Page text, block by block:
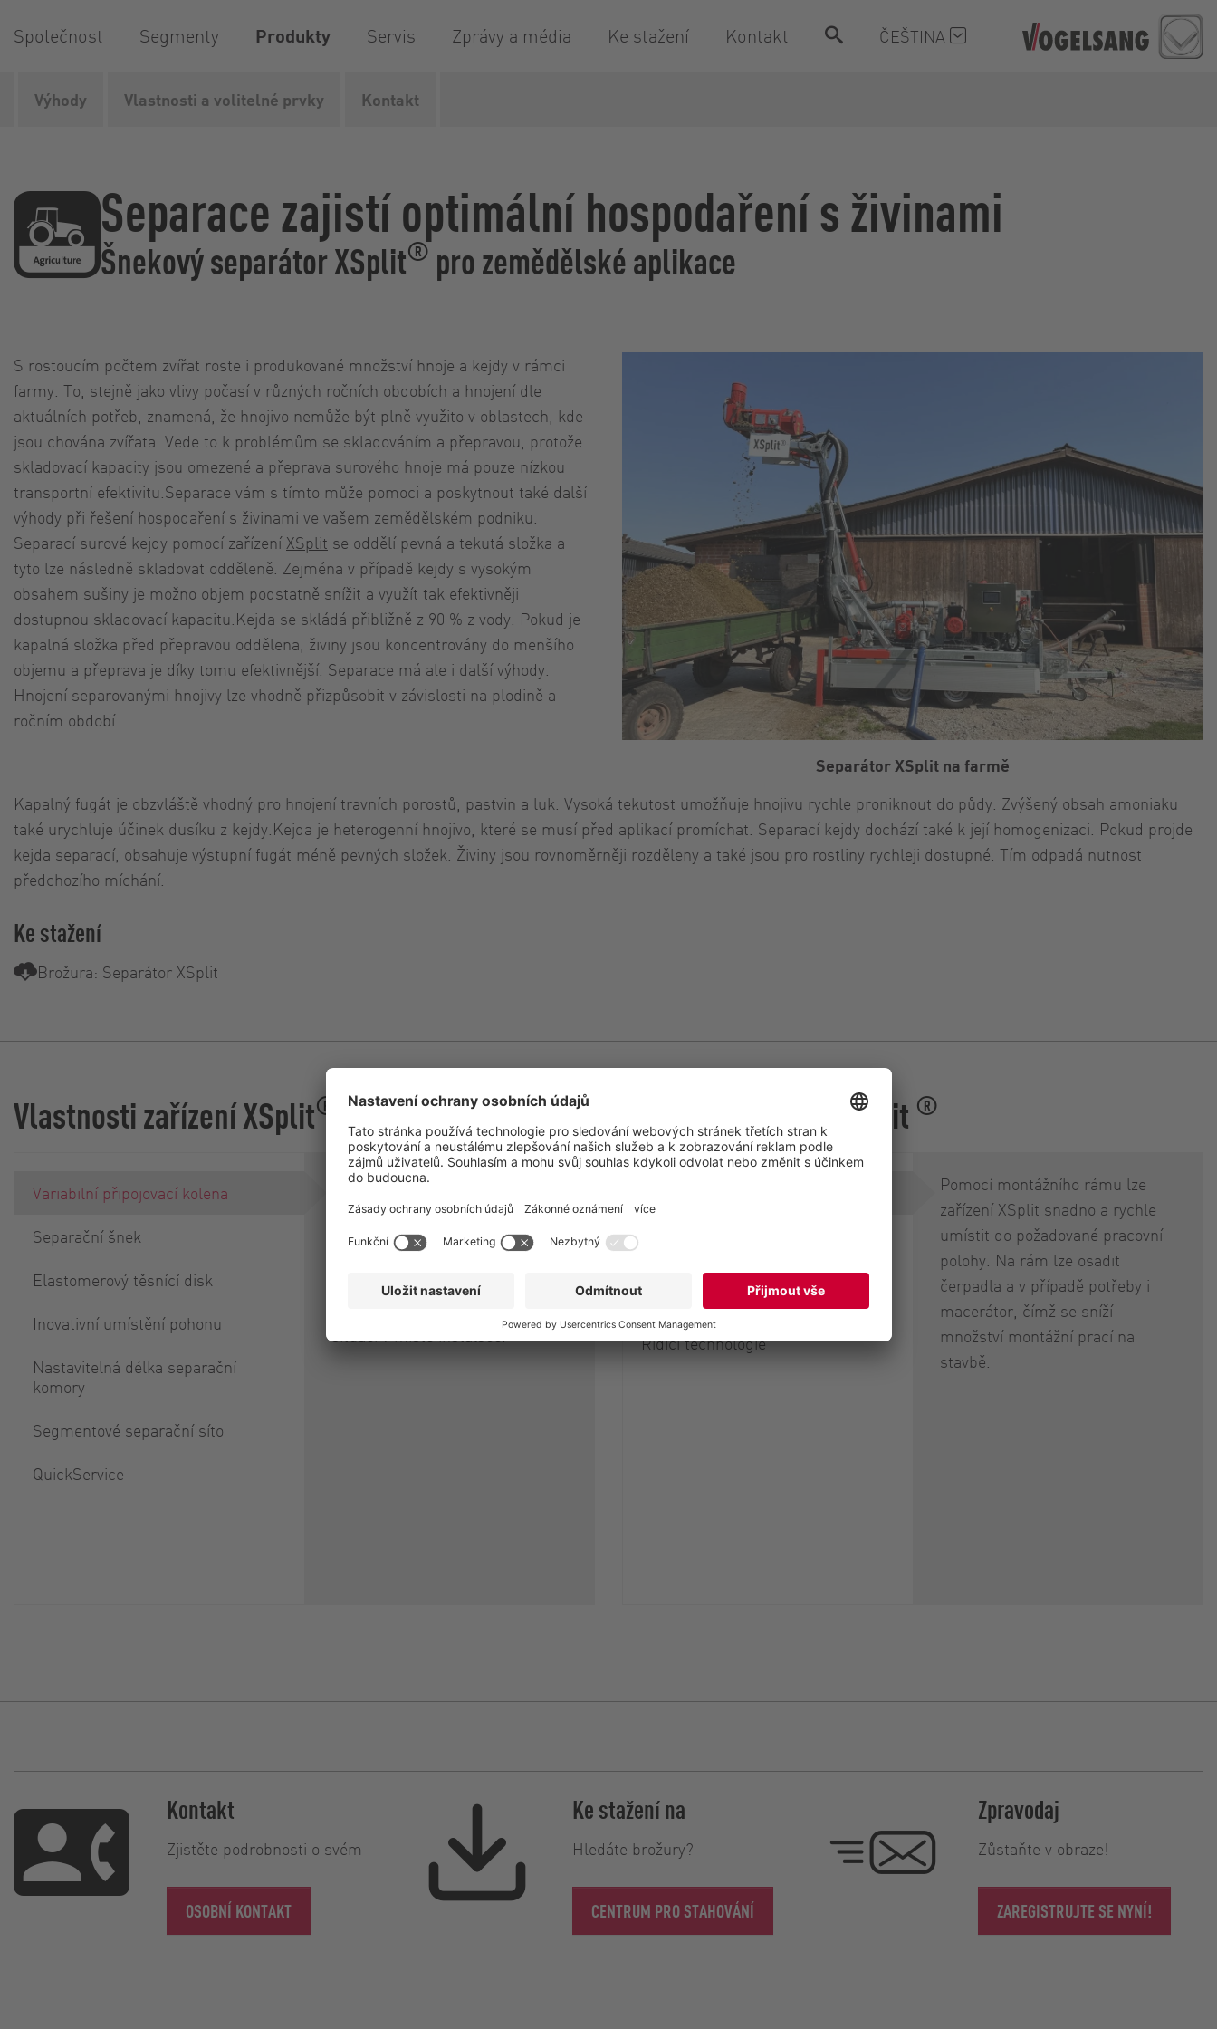
Společnost Segmenty Produkty Servis Zprávy a média Ke stažení Kontakt ČEŠTINA
Vogelsang Produkty Technologie separace Separátor
Separace zajistí optimální hospodaření s živinami
Šnekový separátor XSplit® pro zemědělské aplikace
Výhody Vlastnosti a volitelné prvky Kontakt
S rostoucím počtem zvířat roste i produkované množství hnoje a kejdy v rámci
farmy. To, stejně jako vlivy počasí v různých ročních obdobích a hnojení dle
aktuálních potřeb, znamená, že hnojivo nemůže být plně využito v oblastech, kde
jsou chována zvířata. Vede to k problémům se skladováním a přepravou, protože
skladovací kapacity jsou omezené a přeprava surového hnoje má pouze nízkou
transportní efektivitu.Separace vám s tímto může pomoci a poskytnout také další
výhody při řešení hospodaření s živinami ve vašem zemědělském podniku.
Separací surové kejdy pomocí zařízení XSplit se oddělí pevná a tekutá složka a
tyto lze následně skladovat odděleně. Zejména v případě kejdy s vysokým
obsahem sušiny je možno objem podstatně snížit a využít tak efektivněji
dostupnou skladovací kapacitu.Kejda se skládá přibližně z 90 % z vody. Pokud je
kapalná složka před přepravou oddělena, živiny jsou koncentrovány do menšího
objemu a přeprava je díky tomu efektivnější. Separace má ale i další výhody.
Hnojení separovanými hnojivy lze vhodně přizpůsobit v závislosti na plodině a
ročním období.
Separátor XSplit na farmě
Kapalný fugát je obzvláště vhodný pro hnojení travních porostů, pastvin a luk. Vysoká tekutost umožňuje hnojivu rychle proniknout do půdy. Zvýšený obsah amoniaku
také urychluje účinek dusíku z kejdy.Kejda je heterogenní hnojivo, které se musí před aplikací promíchat. Separací kejdy dochází také k její homogenizaci. Pokud projde
kejda separací, obsahuje výstupní fugát méně pevných složek. Živiny jsou rovnoměrněji rozděleny a také jsou pro rostliny rychleji dostupné. Tím odpadá nutnost
předchozího míchání.
Ke stažení
Brožura: Separátor XSplit
Vlastnosti zařízení XSplit®
Variabilní připojovací kolena
Separační šnek
Elastomerový těsnící disk
Inovativní umístění pohonu
Nastavitelná délka separační
komory
Segmentové separační síto
QuickService
6“ připojovací kolena vstupní
suspenze a výstupního fugátu
mohou být otočena v krocích po
jak nahoře tak dole. To umožňuje
situaci v místě instalace.
Možnosti zařízení XSplit ®
Zvedací mechanismus pro
kompletní řešení
Rídicí technologie
Pomocí montážního rámu lze
zařízení XSplit snadno a rychle
umístit do požadované pracovní
polohy. Na rám lze osadit
čerpadla a v případě potřeby i
macerátor, čímž se sníží
množství montážní prací na
stavbě.
Kontakt
Zjistěte podrobnosti o svém
OSOBNÍ KONTAKT
Ke stažení na
Hledáte brožury?
CENTRUM PRO STAHOVÁNÍ
Zpravodaj
Zůstaňte v obraze!
ZAREGISTRUJTE SE NYNÍ!